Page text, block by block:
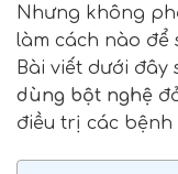
Nhưng không
làm cách nào để
Bài viết dưới đây
dùng bột nghệ
điều trị các bệnh